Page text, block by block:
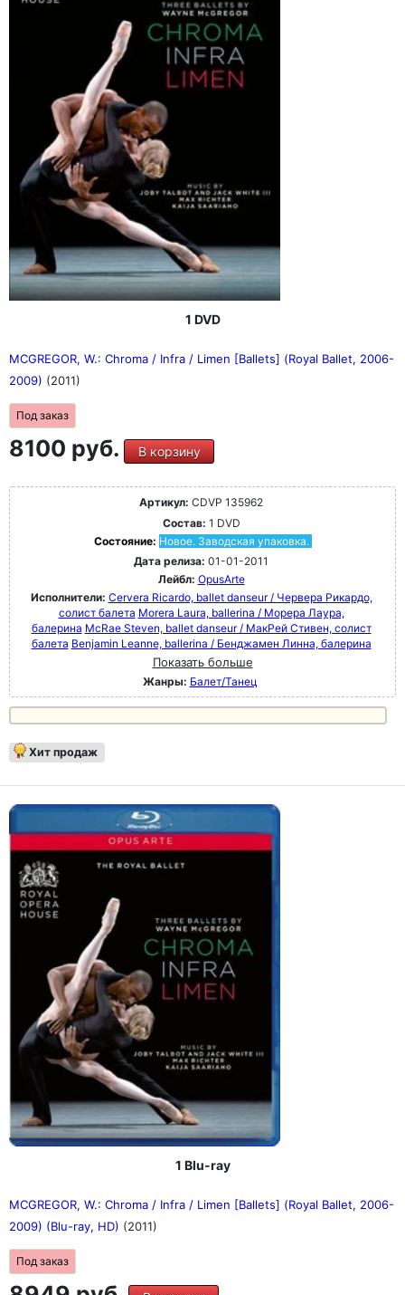
1 DVD
MCGREGOR, W.: Chroma / Infra / Limen [Ballets] (Royal Ballet, 2006-
2009) (2011)
Под заказ
8100 руб. В корзину
Артикул: CDVP 135962
Состав: 1 DVD
Состояние: Новое. Заводская упаковка.
Дата релиза: 01-01-2011
Лейбл: OpusArte
Исполнители: Cervera Ricardo, ballet danseur / Червера Рикардо,
солист балета Morera Laura, ballerina / Морера Лаура,
балерина McRae Steven, ballet danseur / МакРей Стивен, солист
балета Benjamin Leanne, ballerina / Бенджамен Линна, балерина
Показать больше
Жанры: Балет/Танец
Хит продаж
1 Blu-ray
MCGREGOR, W.: Chroma / Infra / Limen [Ballets] (Royal Ballet, 2006-
2009) (Blu-ray, HD) (2011)
Под заказ